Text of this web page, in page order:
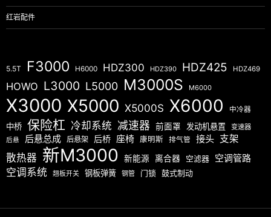
红岩配件
5.5T F3000 H6000 HDZ300 HDZ390 HDZ425 HDZ469
HOWO L3000 L5000 M3000S M6000
X3000 X5000 X5000S X6000 中冷器
中桥 保险杠 冷却系统 减速器 前面罩 发动机悬置 变速器
后悬 后悬总成 后悬架 后桥 座椅 康明斯 排气管 接头 支架
散热器 新M3000 新能源 离合器 空滤器 空调管路
空调系统 翘板开关 钢板弹簧 钢管 门锁 鼓式制动